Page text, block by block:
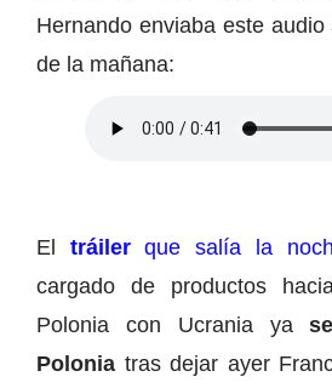
Hernando enviaba este
de la mañana:
El tráilerque salía la
cargado de productos
Polonia con Ucrania ya
Polonia tras dejar ayer